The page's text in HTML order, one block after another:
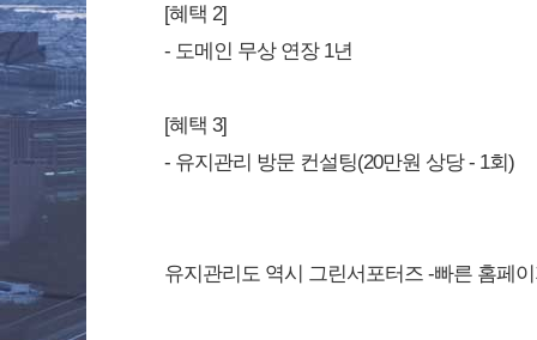
[혜택 2]
- 도메인 무상 연장 1년
[혜택 3]
- 유지관리 방문 컨설팅(20만원 상당 - 1회)
유지관리도 역시 그린서포터즈 -빠른 홈페